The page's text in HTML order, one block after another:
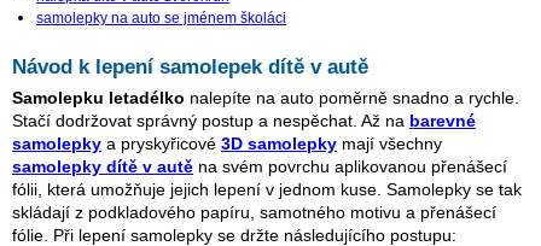
samolepky na auto se jménem školáci
Návod k lepení samolepek dítě v autě
Samolepku letadélko nalepíte na auto poměrně snadno a rychle.
Stačí dodržovat správný postup a nespěchat. Až na barevné
samolepky a pryskyřicové 3D samolepky mají všechny
samolepky dítě v autě na svém povrchu aplikovanou přenášecí
fólii, která umožňuje jejich lepení v jednom kuse. Samolepky se tak
skládají z podkladového papíru, samotného motivu a přenášecí
fólie. Při lepení samolepky se držte následujícího postupu: